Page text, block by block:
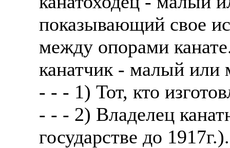
показывающий свое
между опорами
канатчик - малый или
- - - 1) Тот, кто
- - - 2) Владелец
государстве до 1917г.).